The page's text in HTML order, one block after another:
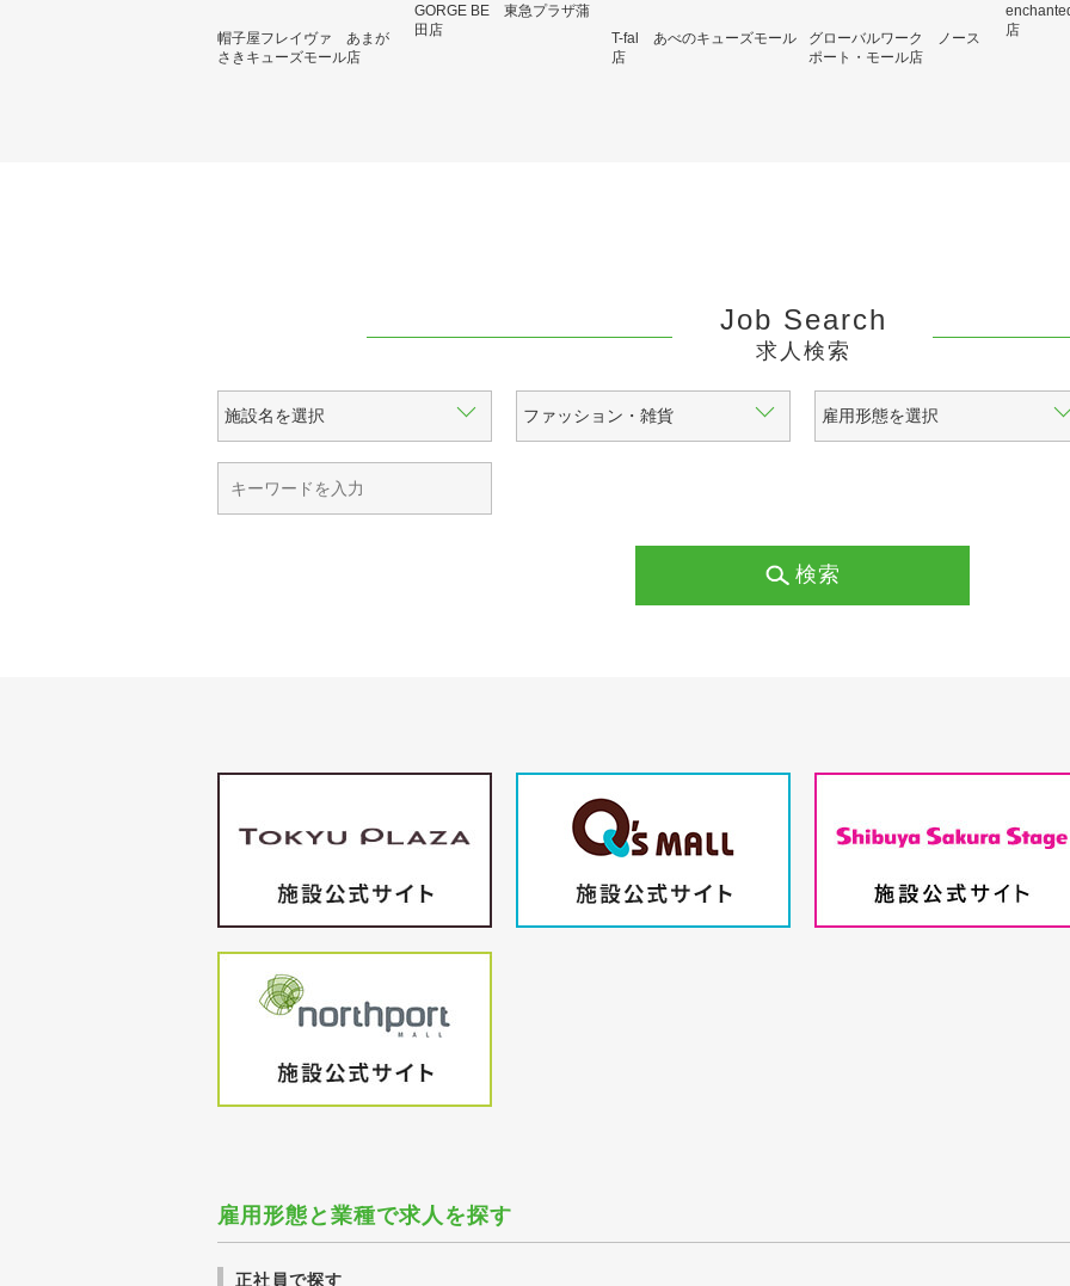
帽子屋フレイヴァ あまが
さきキューズモール店
GORGE BE 東急プラザ蒲
田店
T-fal あべのキューズモール
店
グローバルワーク ノース
ポート・モール店
店
Job Search
求人検索
検索
雇用形態と業種で求人を探す
正社員で探す